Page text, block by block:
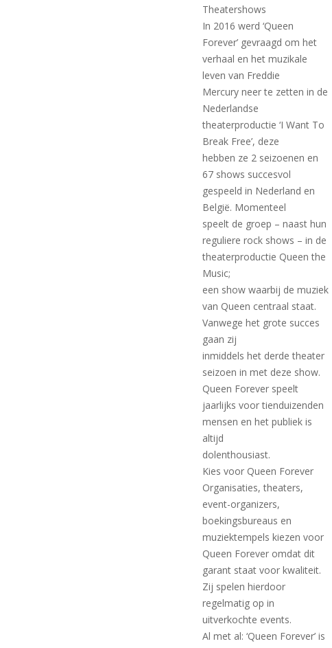
Theatershows
In 2016 werd ‘Queen
Forever’ gevraagd om het
verhaal en het muzikale
leven van Freddie
Mercury neer te zetten in de
Nederlandse
theaterproductie ‘I Want To
Break Free’, deze
hebben ze 2 seizoenen en
67 shows succesvol
gespeeld in Nederland en
België. Momenteel
speelt de groep – naast hun
reguliere rock shows – in de
theaterproductie Queen the
Music;
een show waarbij de muziek
van Queen centraal staat.
Vanwege het grote succes
gaan zij
inmiddels het derde theater
seizoen in met deze show.
Queen Forever speelt
jaarlijks voor tienduizenden
mensen en het publiek is
altijd
dolenthousiast.
Kies voor Queen Forever
Organisaties, theaters,
event-organizers,
boekingsbureaus en
muziektempels kiezen voor
Queen Forever omdat dit
garant staat voor kwaliteit.
Zij spelen hierdoor
regelmatig op in
uitverkochte events.
Al met al: ‘Queen Forever’ is